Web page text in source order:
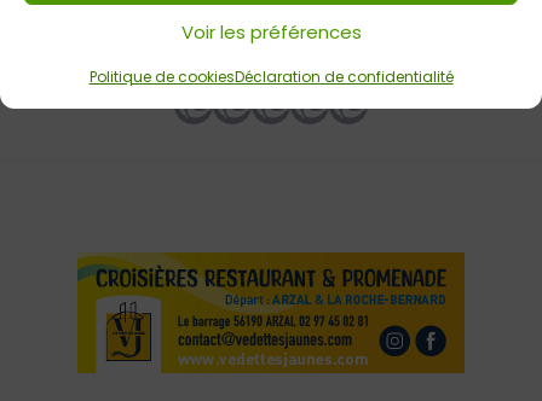
Voir les préférences
Politique de cookiesDéclaration de confidentialité
Votre avis sur